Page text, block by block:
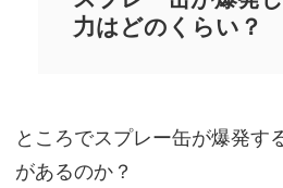
力はどのくらい？
ところでスプレー缶が爆発す
があるのか？